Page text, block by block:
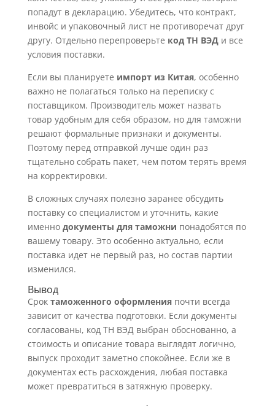
попадут в декларацию. Убедитесь, что контракт,
инвойс и упаковочный лист не противоречат друг
другу. Отдельно перепроверьте код ТН ВЭДи все
условия поставки.
Если вы планируете импорт из Китая, особенно
важно не полагаться только на переписку с
поставщиком. Производитель может назвать
товар удобным для себя образом, но для таможни
решают формальные признаки и документы.
Поэтому перед отправкой лучше один раз
тщательно собрать пакет, чем потом терять время
на корректировки.
В сложных случаях полезно заранее обсудить
поставку со специалистом и уточнить, какие
именно документы для таможни понадобятся по
вашему товару. Это особенно актуально, если
поставка идет не первый раз, но состав партии
изменился.
Вывод
Срок таможенного оформленияпочти всегда
зависит от качества подготовки. Если документы
согласованы, код ТН ВЭД выбран обоснованно, а
стоимость и описание товара выглядят логично,
выпуск проходит заметно спокойнее. Если же в
документах есть расхождения, любая поставка
может превратиться в затяжную проверку.